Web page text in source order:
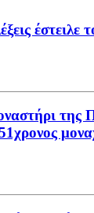
έστειλε